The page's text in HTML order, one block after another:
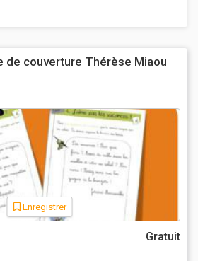
de couverture Thérèse Miaou
Enregistrer
Gratuit